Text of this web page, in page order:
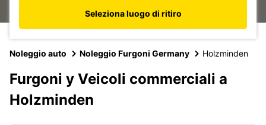
Seleziona luogo di ritiro
Noleggio auto Noleggio Furgoni Germany Holzminden
Furgoni y Veicoli commerciali a
Holzminden